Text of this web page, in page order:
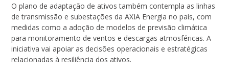
O plano de adaptação de ativos também contempla as linhas
de transmissão e subestações da AXIA Energia no país, com
medidas como a adoção de modelos de previsão climática
para monitoramento de ventos e descargas atmosféricas. A
iniciativa vai apoiar as decisões operacionais e estratégicas
relacionadas à resiliência dos ativos.